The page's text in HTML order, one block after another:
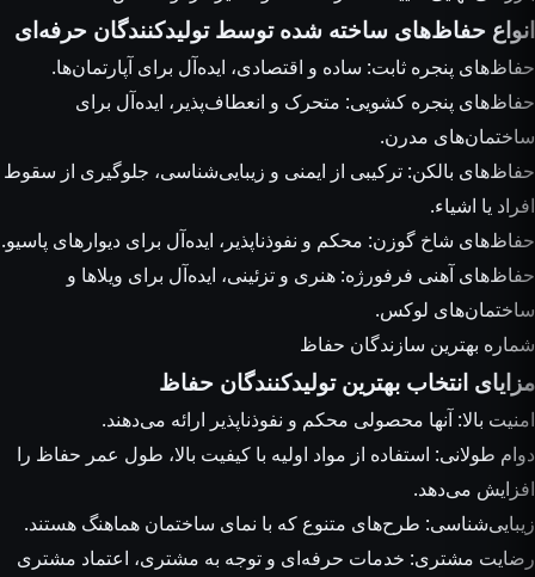
انواع حفاظ‌های ساخته شده توسط تولیدکنندگان حرفه‌ای
حفاظ‌های پنجره ثابت: ساده و اقتصادی، ایده‌آل برای آپارتمان‌ها.
حفاظ‌های پنجره کشویی: متحرک و انعطاف‌پذیر، ایده‌آل برای
ساختمان‌های مدرن.
حفاظ‌های بالکن: ترکیبی از ایمنی و زیبایی‌شناسی، جلوگیری از سقوط
افراد یا اشیاء.
حفاظ‌های شاخ گوزن: محکم و نفوذناپذیر، ایده‌آل برای دیوارهای پاسیو.
حفاظ‌های آهنی فرفورژه: هنری و تزئینی، ایده‌آل برای ویلاها و
ساختمان‌های لوکس.
شماره بهترین سازندگان حفاظ
مزایای انتخاب بهترین تولیدکنندگان حفاظ
امنیت بالا: آنها محصولی محکم و نفوذناپذیر ارائه می‌دهند.
دوام طولانی: استفاده از مواد اولیه با کیفیت بالا، طول عمر حفاظ را
افزایش می‌دهد.
زیبایی‌شناسی: طرح‌های متنوع که با نمای ساختمان هماهنگ هستند.
رضایت مشتری: خدمات حرفه‌ای و توجه به مشتری، اعتماد مشتری